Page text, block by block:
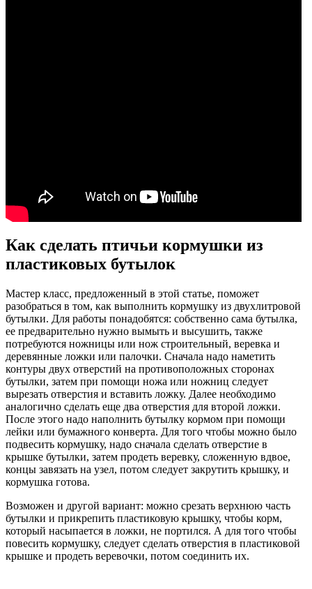
Как сделать птичьи кормушки из
пластиковых бутылок
Мастер класс, предложенный в этой статье, поможет
разобраться в том, как выполнить кормушку из двухлитровой
бутылки. Для работы понадобятся: собственно сама бутылка,
ее предварительно нужно вымыть и высушить, также
потребуются ножницы или нож строительный, веревка и
деревянные ложки или палочки. Сначала надо наметить
контуры двух отверстий на противоположных сторонах
бутылки, затем при помощи ножа или ножниц следует
вырезать отверстия и вставить ложку. Далее необходимо
аналогично сделать еще два отверстия для второй ложки.
После этого надо наполнить бутылку кормом при помощи
лейки или бумажного конверта. Для того чтобы можно было
подвесить кормушку, надо сначала сделать отверстие в
крышке бутылки, затем продеть веревку, сложенную вдвое,
концы завязать на узел, потом следует закрутить крышку, и
кормушка готова.
Возможен и другой вариант: можно срезать верхнюю часть
бутылки и прикрепить пластиковую крышку, чтобы корм,
который насыпается в ложки, не портился. А для того чтобы
повесить кормушку, следует сделать отверстия в пластиковой
крышке и продеть веревочки, потом соединить их.